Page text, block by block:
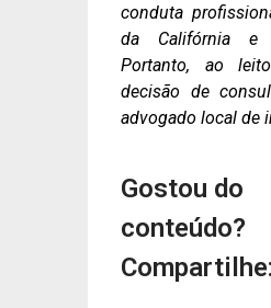
conduta
da Califórnia e
Portanto, ao
decisão de
advogado local de
Gostou do
conteúdo?
Compartilhe: